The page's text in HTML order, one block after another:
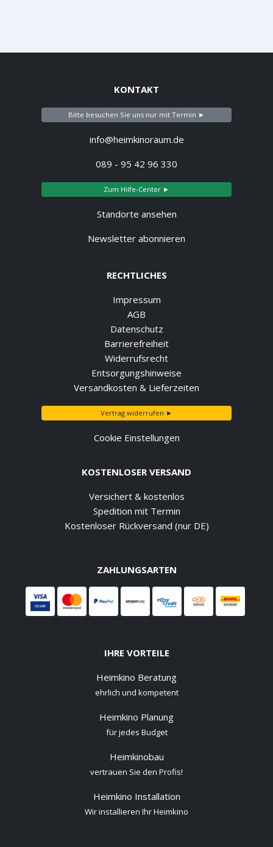
KONTAKT
Bitte besuchen Sie uns nur mit Termin ►
info@heimkinoraum.de
089 - 95 42 96 330
Zum Hilfe-Center ►
Standorte ansehen
Newsletter abonnieren
RECHTLICHES
Impressum
AGB
Datenschutz
Barrierefreiheit
Widerrufsrecht
Entsorgungshinweise
Versandkosten & Lieferzeiten
Vertrag widerrufen ►
Cookie Einstellungen
KOSTENLOSER VERSAND
Versichert & kostenlos
Spedition mit Termin
Kostenloser Rückversand (nur DE)
ZAHLUNGSARTEN
IHRE VORTEILE
Heimkino Beratung
ehrlich und kompetent
Heimkino Planung
für jedes Budget
Heimkinobau
vertrauen Sie den Profis!
Heimkino Installation
Wir installieren Ihr Heimkino